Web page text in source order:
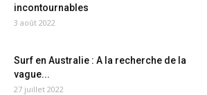
incontournables
3 août 2022
Surf en Australie : A la recherche de la
vague...
27 juillet 2022